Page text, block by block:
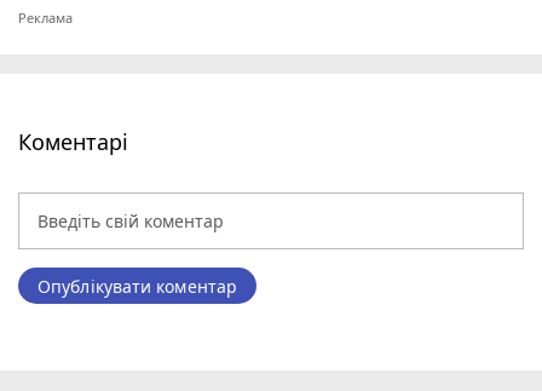
Коментарі
Опублікувати коментар